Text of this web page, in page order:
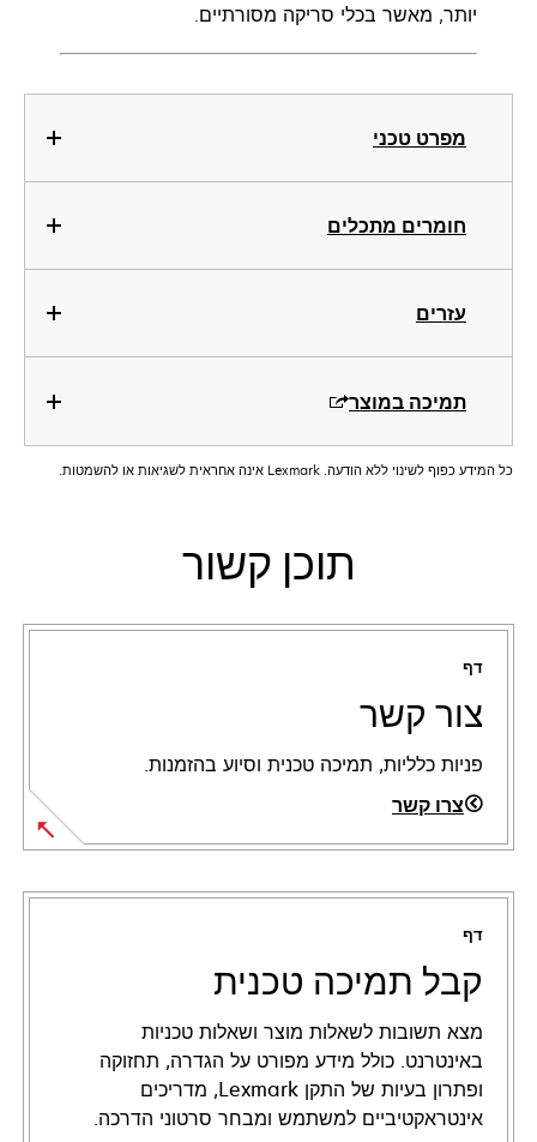
מפרט טכני
חומרים מתכלים
עזרים
תמיכה במוצר
יותר, מאשר בכלי סריקה מסורתיים.
כל המידע כפוף לשינוי ללא הודעה. Lexmark אינה אחראית לשגיאות או להשמטות.
תוכן קשור
דף
צור קשר
פניות כלליות, תמיכה טכנית וסיוע בהזמנות.
צרו קשר
דף
קבל תמיכה טכנית
מצא תשובות לשאלות מוצר ושאלות טכניות
באינטרנט. כולל מידע מפורט על הגדרה, תחזוקה
ופתרון בעיות של התקן Lexmark, מדריכים
אינטראקטיביים למשתמש ומבחר סרטוני הדרכה.